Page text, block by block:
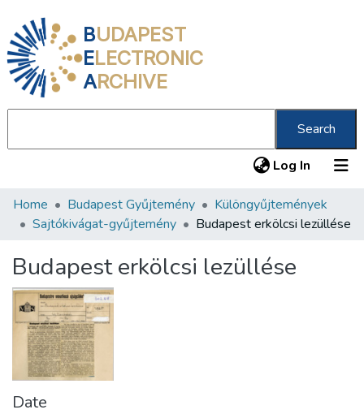
BUDAPEST
ELECTRONIC
ARCHIVE
Search
Log In (current)
Communities & Collections
Statistics
About us
Home Budapest Gyűjtemény
Különgyűjtemények
Sajtókivágat-gyűjtemény
Budapest erkölcsi lezüllése
Budapest erkölcsi lezüllése
Date